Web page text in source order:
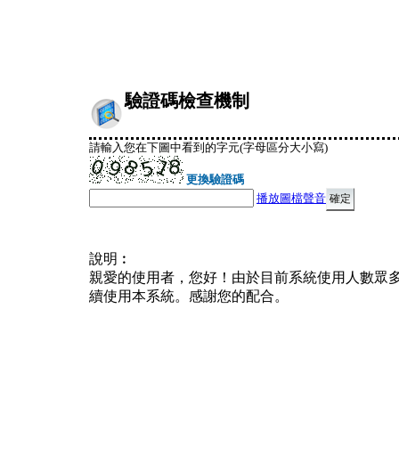
驗證碼檢查機制
請輸入您在下圖中看到的字元(字母區分大小寫)
更換驗證碼
播放圖檔聲音
說明︰
親愛的使用者，您好！由於目前系統使用人數眾
續使用本系統。感謝您的配合。